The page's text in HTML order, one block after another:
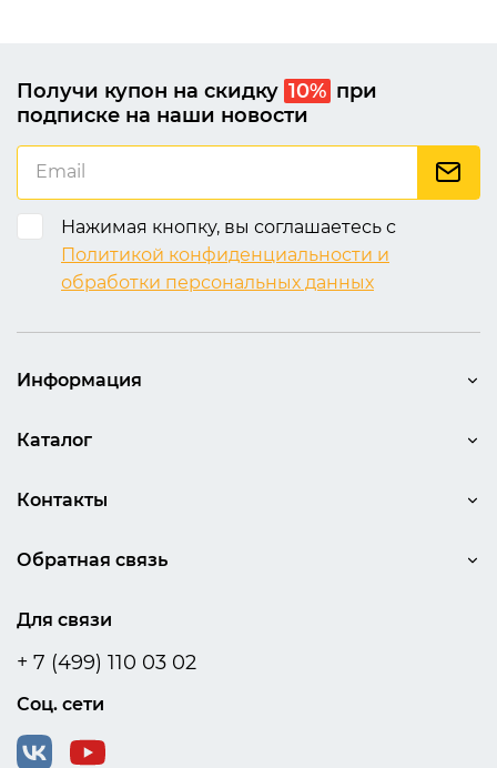
Получи купон на скидку 10% при
подписке на наши новости
Нажимая кнопку, вы соглашаетесь с
Политикой конфиденциальности и
обработки персональных данных
Информация
Каталог
Контакты
Для связи
+ 7 (499) 110 03 02
Соц. сети
Обратная связь